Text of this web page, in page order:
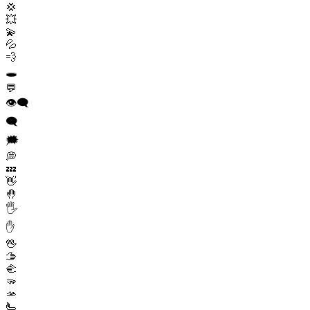
💢
💥
💫
💦
💨
🕳️
💬
👁️‍🗨️
🗨️
🗯️
💭
💤
👋
🤚
🖐️
✋
🖖
🫱
🫲
🫳
🫴
🫷